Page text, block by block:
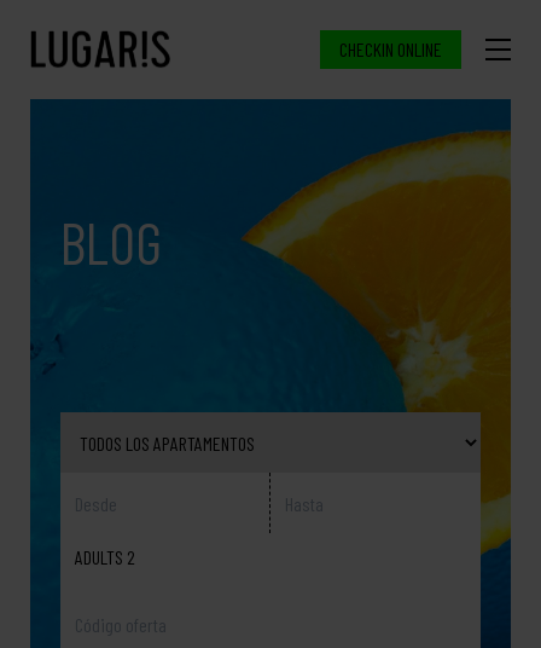
CHECKIN ONLINE
BLOG
ADULTS 2